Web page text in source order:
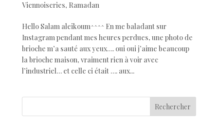
Viennoiseries, Ramadan
Hello Salam aleikoum^^^^ En me baladant sur
Instagram pendant mes heures perdues, une photo de
brioche m’a sauté aux yeux…. oui oui j’aime beaucoup
la brioche maison, vraiment rien à voir avec
l’industriel… et celle ci était …. aux...
Rechercher